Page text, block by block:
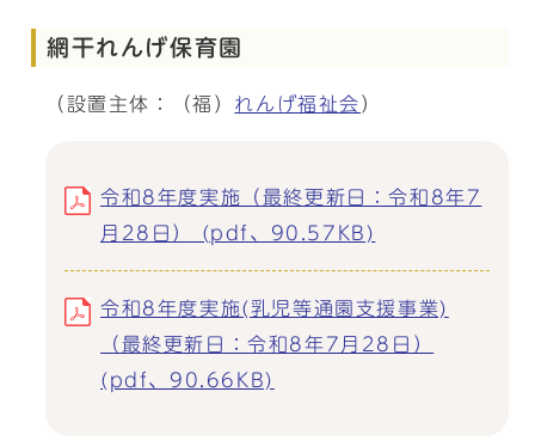
網干れんげ保育園
（設置主体：（福） れんげ福祉会 ）
令和8年度実施（最終更新日：令和8年7
月28日） (pdf、90.57KB)
令和8年度実施(乳児等通園支援事業)
（最終更新日：令和8年7月28日）
(pdf、90.66KB)